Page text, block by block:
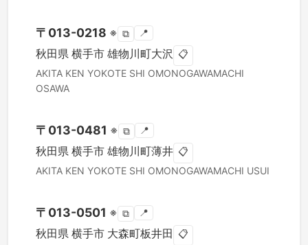
〒 013-0218 ※ ⧉ 📍
秋田県 横手市 雄物川町大沢 📋
AKITA KEN YOKOTE SHI OMONOGAWAMACHI
OSAWA
〒 013-0481 ※ ⧉ 📍
秋田県 横手市 雄物川町薄井 📋
AKITA KEN YOKOTE SHI OMONOGAWAMACHI USUI
〒 013-0501 ※ ⧉ 📍
秋田県 横手市 大森町板井田 📋